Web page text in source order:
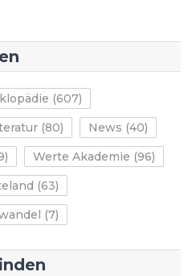
(607)
(80) News (40)
Werte Akademie (96)
(63)
(7)